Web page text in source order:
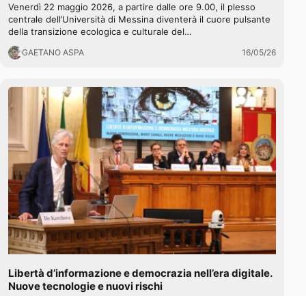
Venerdì 22 maggio 2026, a partire dalle ore 9.00, il plesso
centrale dell’Università di Messina diventerà il cuore pulsante
della transizione ecologica e culturale del…
GAETANO ASPA 16/05/26
Libertà d’informazione e democrazia nell’era digitale.
Nuove tecnologie e nuovi rischi